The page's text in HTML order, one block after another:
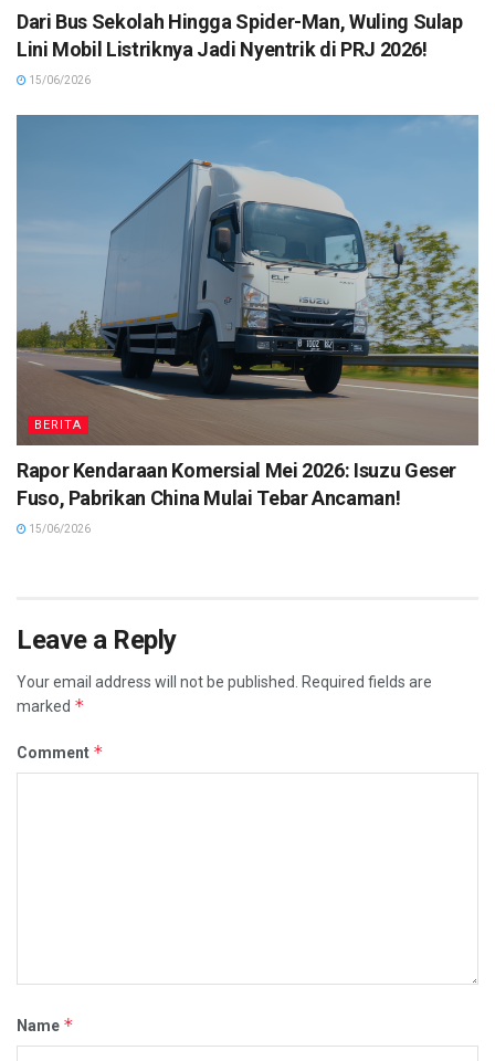
Dari Bus Sekolah Hingga Spider-Man, Wuling Sulap
Lini Mobil Listriknya Jadi Nyentrik di PRJ 2026!
15/06/2026
BERITA
Rapor Kendaraan Komersial Mei 2026: Isuzu Geser
Fuso, Pabrikan China Mulai Tebar Ancaman!
15/06/2026
Leave a Reply
Your email address will not be published.
Required fields are
marked *
Comment *
Name *